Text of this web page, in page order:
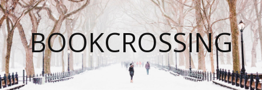
BOOKCROSSING